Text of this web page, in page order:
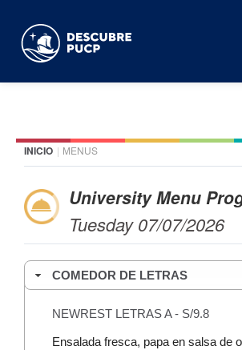
Places
Featured events
Menu Programming
INICIO | MENUS
University Menu
Tuesday 07/07/2026
COMEDOR DE LETRAS
NEWREST LETRAS A - S/9.8
Ensalada fresca, papa en salsa de